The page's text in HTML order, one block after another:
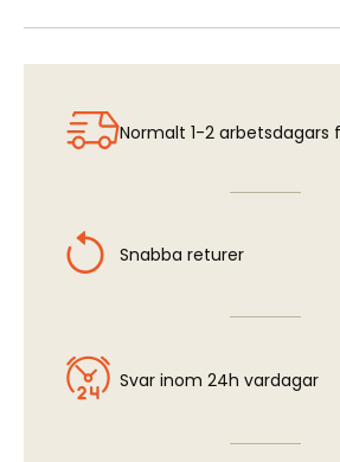
Normalt 1-2 arbetsdagars
Snabba returer
Svar inom 24h vardagar